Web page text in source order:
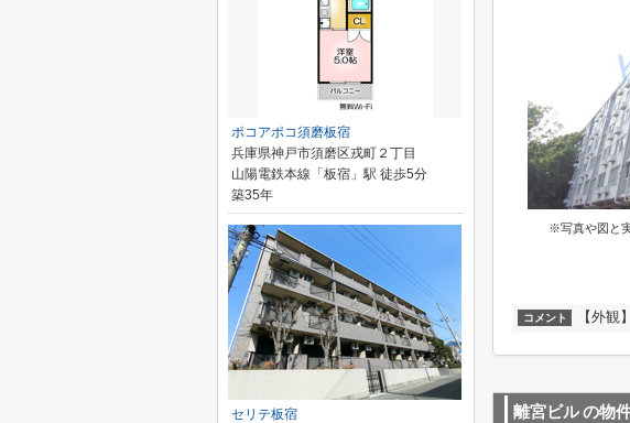
※写真や図と
コメント 【外観】
離宮ビルの物
ポコアポコ須磨板宿
兵庫県神戸市須磨区戎町２丁目
山陽電鉄本線「板宿」駅 徒歩5分
築35年
セリテ板宿